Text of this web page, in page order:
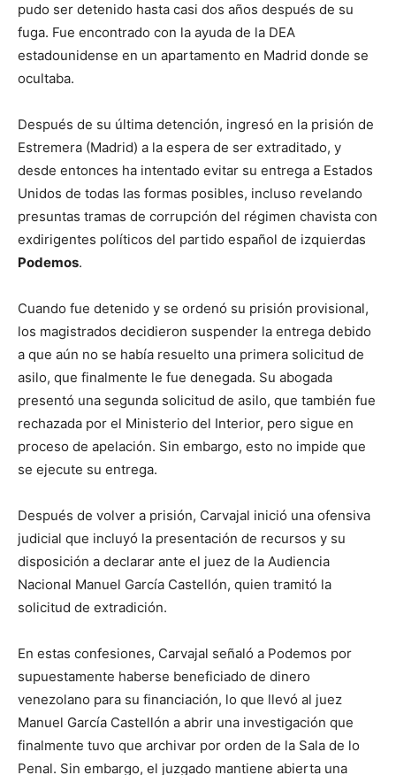
pudo ser detenido hasta casi dos años después de su
fuga. Fue encontrado con la ayuda de la DEA
estadounidense en un apartamento en Madrid donde se
ocultaba.
Después de su última detención, ingresó en la prisión de
Estremera (Madrid) a la espera de ser extraditado, y
desde entonces ha intentado evitar su entrega a Estados
Unidos de todas las formas posibles, incluso revelando
presuntas tramas de corrupción del régimen chavista con
exdirigentes políticos del partido español de izquierdas
Podemos.
Cuando fue detenido y se ordenó su prisión provisional,
los magistrados decidieron suspender la entrega debido
a que aún no se había resuelto una primera solicitud de
asilo, que finalmente le fue denegada. Su abogada
presentó una segunda solicitud de asilo, que también fue
rechazada por el Ministerio del Interior, pero sigue en
proceso de apelación. Sin embargo, esto no impide que
se ejecute su entrega.
Después de volver a prisión, Carvajal inició una ofensiva
judicial que incluyó la presentación de recursos y su
disposición a declarar ante el juez de la Audiencia
Nacional Manuel García Castellón, quien tramitó la
solicitud de extradición.
En estas confesiones, Carvajal señaló a Podemos por
supuestamente haberse beneficiado de dinero
venezolano para su financiación, lo que llevó al juez
Manuel García Castellón a abrir una investigación que
finalmente tuvo que archivar por orden de la Sala de lo
Penal. Sin embargo, el juzgado mantiene abierta una